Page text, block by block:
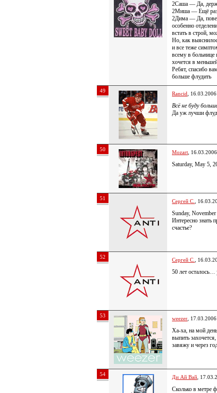
2Саша — Да,
2Миша — Ещё раз
2Дима — Да,
особенно
встать в строй,
Но, как
и все теже
всему в
хочется в
Ребят, спасибо
больше флудить
49 Rancid ,
Всё не буду
Да уж лучши
50 Mozart ,
Saturday, May 5,
51 Сергей С. ,
Sunday,
Интересно знать
счастье?
52 Сергей С. ,
50 лет
53 weezer ,
Ха-ха, на мой
выпить
завяжу и через
54 Ди Ай Вай ,
Сколько в метре